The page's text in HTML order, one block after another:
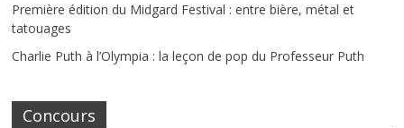
Première édition du Midgard Festival : entre bière, métal et
tatouages
Charlie Puth à l’Olympia : la leçon de pop du Professeur Puth
Concours